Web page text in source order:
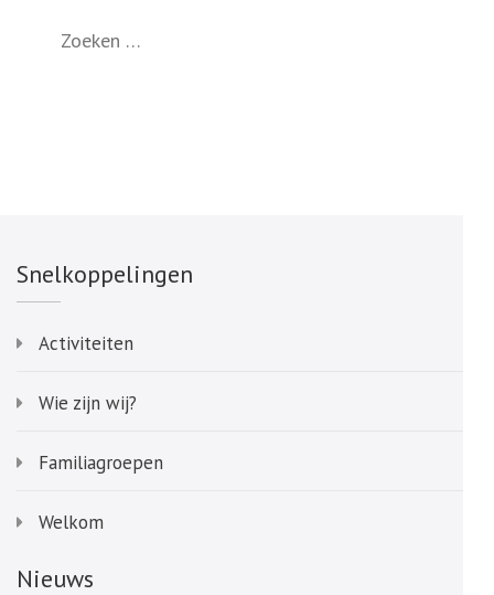
Snelkoppelingen
Activiteiten
Wie zijn wij?
Familiagroepen
Welkom
Nieuws